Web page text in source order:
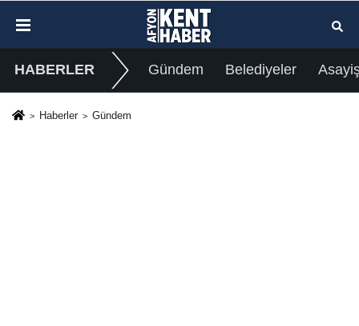
HABERLER Gündem Belediyeler
Haberler Gündem